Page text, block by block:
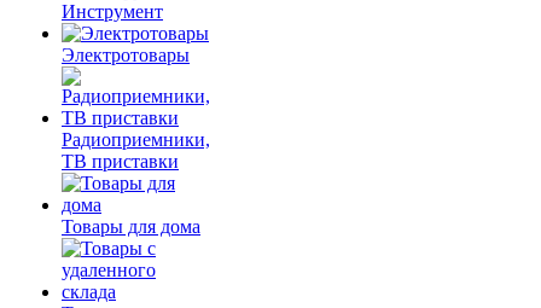
Инструмент
Электротовары
Радиоприемники,
ТВ приставки
Товары для дома